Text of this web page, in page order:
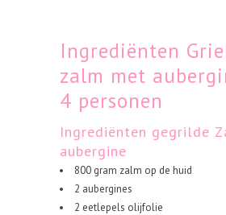
Ingrediënten
zalm met
4 personen
Ingrediënten gegrilde
aubergine
800 gram zalm op de huid
2 aubergines
2 eetlepels olijfolie